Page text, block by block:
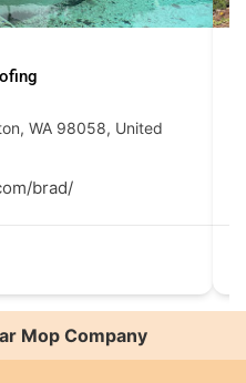
WA 98058, United
brad/
Mop Company